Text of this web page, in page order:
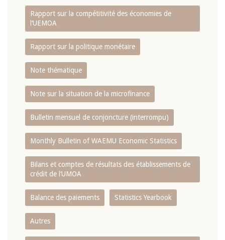
Rapport sur la compétitivité des économies de
l‘UEMOA
Rapport sur la politique monétaire
Note thématique
Note sur la situation de la microfinance
Bulletin mensuel de conjoncture (interrompu)
Monthly Bulletin of WAEMU Economic Statistics
Bilans et comptes de résultats des établissements de
crédit de l‘UMOA
Balance des paiements Statistics Yearbook
Autres